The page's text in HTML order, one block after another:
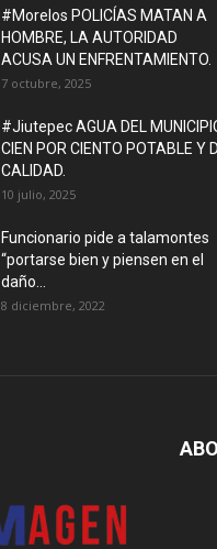
#Morelos POLICÍAS MATAN A
HOMBRE, LA AUTORIDAD
ACUSA UN ENFRENTAMIENTO.
7 octubre, 2025
#Jiutepec AGUA DEL
CIEN POR CIENTO POTABLE Y
CALIDAD.
10 julio, 2025
Funcionario pide a talamontes
“portarse bien y piensen en el
daño...
8 diciembre, 2022